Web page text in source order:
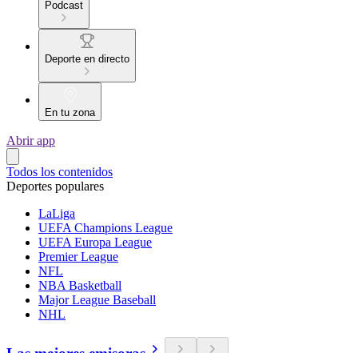
Podcast
Deporte en directo
En tu zona
Abrir app
Todos los contenidos
Deportes populares
LaLiga
UEFA Champions League
UEFA Europa League
Premier League
NFL
NBA Basketball
Major League Baseball
NHL